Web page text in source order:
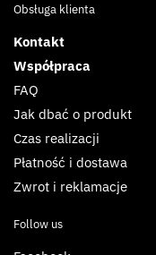
Obsługa klienta
Kontakt
Współpraca
FAQ
Jak dbać o produkt
Czas realizacji
Płatność i dostawa
Zwrot i reklamacje
Follow us